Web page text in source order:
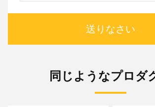
送りなさい
同じようなプロダ